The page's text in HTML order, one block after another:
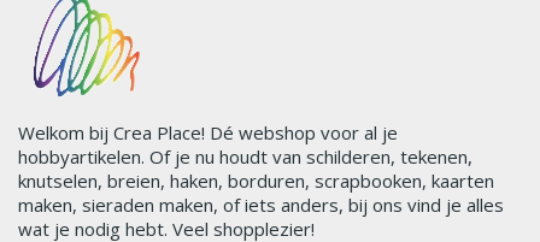
Welkom bij Crea Place! Dé webshop voor al je
hobbyartikelen. Of je nu houdt van schilderen, tekenen,
knutselen, breien, haken, borduren, scrapbooken, kaarten
maken, sieraden maken, of iets anders, bij ons vind je alles
wat je nodig hebt. Veel shopplezier!